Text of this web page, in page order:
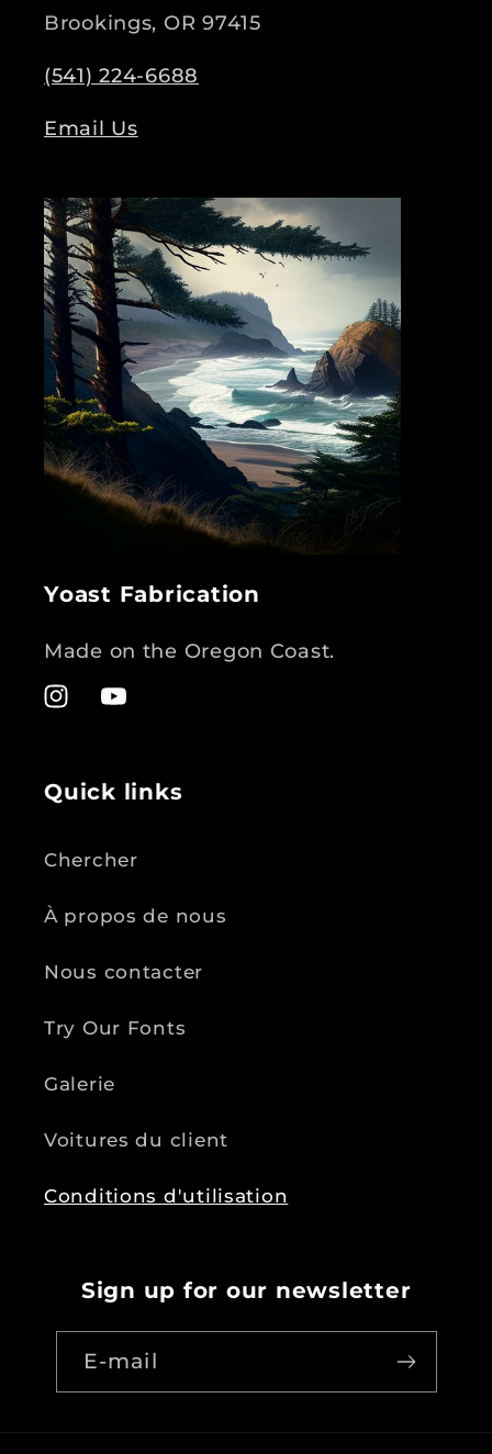
Brookings, OR 97415
(541) 224-6688
Email Us
Yoast Fabrication
Made on the Oregon Coast.
InstagramYouTube
Quick links
Chercher
À propos de nous
Nous contacter
Try Our Fonts
Galerie
Voitures du client
Conditions d'utilisation
Sign up for our newsletter
E-mail